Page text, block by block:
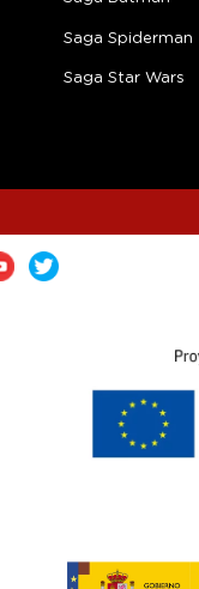
Saga Spiderman
Saga Star Wars